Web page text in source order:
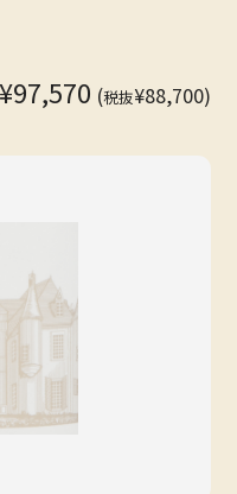
楽部
用ガイド
定商取引法に基づく表記
(税抜¥88,700)